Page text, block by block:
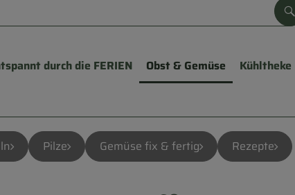
durch die FERIEN Obst & Gemüse Kühltheke
Pilze Gemüse fix & fertig Rezepte